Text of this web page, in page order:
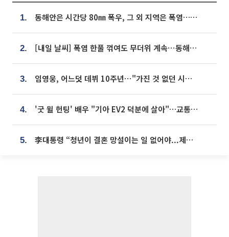
1. 동해안은 시간당 80㎜ 폭우, 그 외 지역은 폭염…‘극과 극 날씨’
2. [내일 날씨] 폭염 한풀 꺾여도 무더위 계속⋯동해안 이틀 연속 비
3. 임영웅, 어느덧 데뷔 10주년⋯"가진 것 없던 시절, 내 앞엔 20명의 팬뿐"
4. '굿 윌 헌팅' 배우 "기아 EV2 덕분에 살아"…교통사고 후 안전성 극찬
5. 李대통령 “청년이 결혼 망설이는 일 없어야...제도상 불이익 조사”